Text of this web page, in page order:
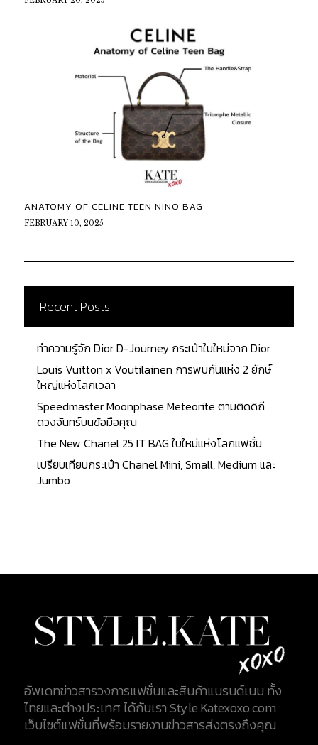
ANATOMY OF CELINE TEEN NINO BAG
FEBRUARY 10, 2025
Recent Posts
ทำความรู้จัก Dior D-Journey กระเป๋าใบใหม่จาก Dior
Louis Vuitton x Voutilainen การพบกันแห่ง 2 ยักษ์
ใหญ่แห่งโลกเวลา
Speedmaster Moonphase Meteorite ตามติดดิถี
ดวงจันทร์บนข้อมือคุณ
The New Chanel 25 IT BAG ใบใหม่แห่งโลกแฟชั่น
เปรียบเทียบกระเป๋า Chanel Mini, Small, Medium และ
Jumbo
อัพเดทข่าวสารวงการแฟชั่นและสินค้าแบรนด์เนม ทั้ง
ไทยและต่างประเทศ ได้กับเรา Style.Katexoxo.com
เว็บไซต์แฟชั่นที่พร้อมรายงานข่าวสารส่งตรงถึงคุณ